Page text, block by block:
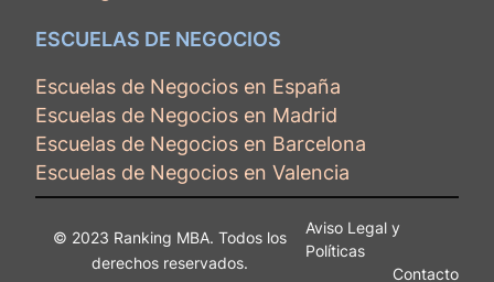
ESCUELAS DE NEGOCIOS
Escuelas de Negocios en España
Escuelas de Negocios en Madrid
Escuelas de Negocios en Barcelona
Escuelas de Negocios en Valencia
© 2023 Ranking MBA. Todos los
derechos reservados.
Aviso Legal y
Políticas
Contacto